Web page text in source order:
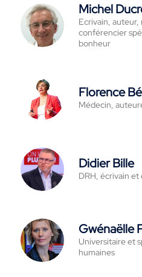
Michel
Ecrivain,
conférencier
bonheur
Florence
Médecin,
Didier Bille
DRH, écrivain
Gwénaëlle
Universitaire et
humaines